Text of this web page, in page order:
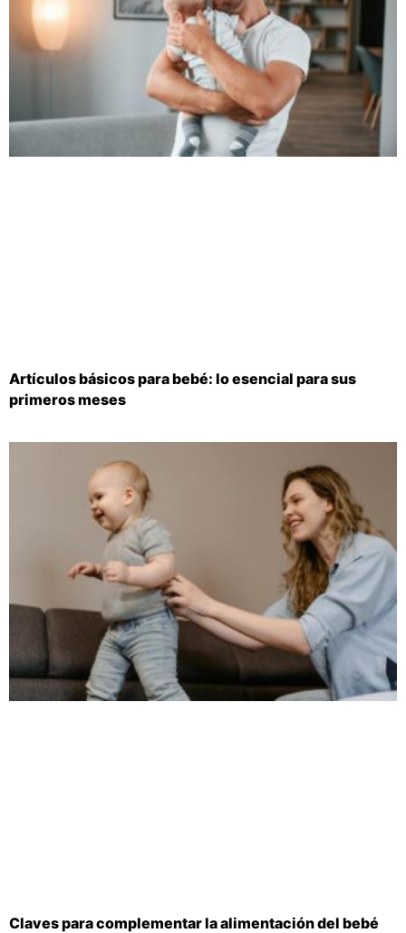
Artículos básicos para bebé: lo esencial para sus
primeros meses
Claves para complementar la alimentación del bebé